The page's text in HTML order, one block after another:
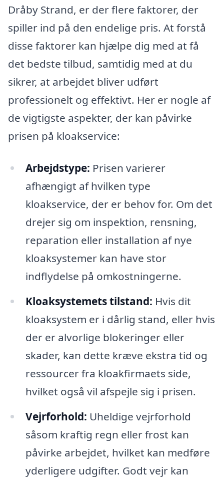
Dråby Strand, er der flere faktorer, der
spiller ind på den endelige pris. At forstå
disse faktorer kan hjælpe dig med at få
det bedste tilbud, samtidig med at du
sikrer, at arbejdet bliver udført
professionelt og effektivt. Her er nogle af
de vigtigste aspekter, der kan påvirke
prisen på kloakservice:
Arbejdstype: Prisen varierer
afhængigt af hvilken type
kloakservice, der er behov for. Om det
drejer sig om inspektion, rensning,
reparation eller installation af nye
kloaksystemer kan have stor
indflydelse på omkostningerne.
Kloaksystemets tilstand: Hvis dit
kloaksystem er i dårlig stand, eller hvis
der er alvorlige blokeringer eller
skader, kan dette kræve ekstra tid og
ressourcer fra kloakfirmaets side,
hvilket også vil afspejle sig i prisen.
Vejrforhold: Uheldige vejrforhold
såsom kraftig regn eller frost kan
påvirke arbejdet, hvilket kan medføre
yderligere udgifter. Godt vejr kan